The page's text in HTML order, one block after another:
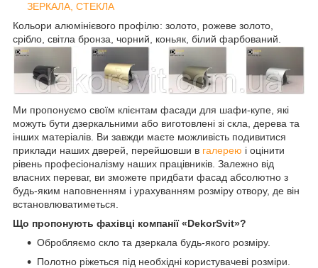
ЗЕРКАЛА, СТЕКЛА
Кольори алюмінієвого профілю: золото, рожеве золото,
срібло, світла бронза, чорний, коньяк, білий фарбований.
Ми пропонуємо своїм клієнтам фасади для шафи-купе, які
можуть бути дзеркальними або виготовлені зі скла, дерева та
інших матеріалів. Ви завжди маєте можливість подивитися
приклади наших дверей, перейшовши в галерею і оцінити
рівень професіоналізму наших працівників. Залежно від
власних переваг, ви зможете придбати фасад абсолютно з
будь-яким наповненням і урахуванням розміру отвору, де він
встановлюватиметься.
Що пропонують фахівці компанії «DekorSvit»?
Обробляємо скло та дзеркала будь-якого розміру.
Полотно ріжеться під необхідні користувачеві розміри.